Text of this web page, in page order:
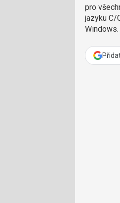
pro
jazyku C/
Windows.